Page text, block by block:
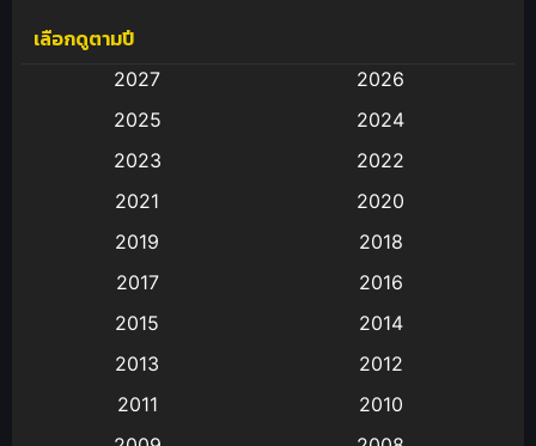
Anal (ประตูหลัง)
Animation การ์ตูน
Animation อนิเมะ
Animation แอนิเมชัน
(9)
เลือกดูตามปี
2027
2026
2025
2024
2023
2022
2021
2020
2019
2018
2017
2016
2015
2014
2013
2012
2011
2010